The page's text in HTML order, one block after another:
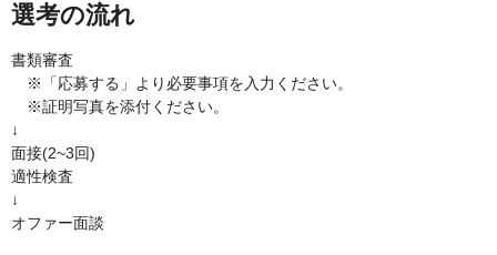
選考の流れ
書類審査
※「応募する」より必要事項を入力ください。
※証明写真を添付ください。
↓
面接(2~3回)
適性検査
↓
オファー面談